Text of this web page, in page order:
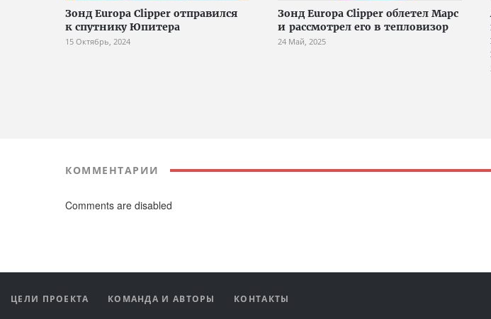
Зонд Europa Clipper отправился
к спутнику Юпитера
15 Октябрь, 2024
Зонд Europa Clipper облетел Марс
и рассмотрел его в тепловизор
24 Май, 2025
КОММЕНТАРИИ
Comments are disabled
ЦЕЛИ ПРОЕКТА КОМАНДА И АВТОРЫ КОНТАКТЫ